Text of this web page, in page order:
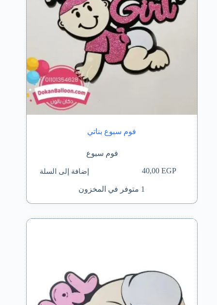
فوم سبوع بناتي
فوم سبوع
40,00EGP إضافة إلى السلة
1 متوفر في المخزون